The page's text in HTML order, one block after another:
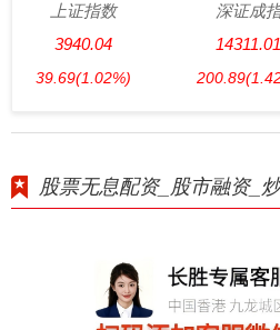
上证指数
3940.04
39.69(1.02%)
深证成
14311.01
200.89
股票无息配资_股市融资_